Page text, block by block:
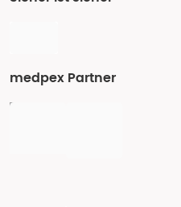
medpex Partner